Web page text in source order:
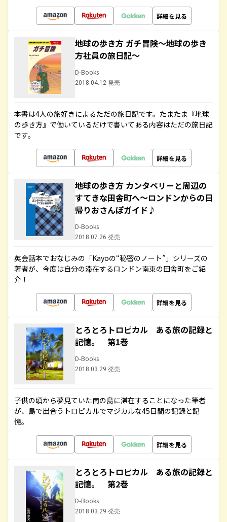
詳細を見る
地球の歩き方 ガチ冒険～地球の歩き
方社員の旅日記～
D-Books
2018.04.12 発売
本書は4人の旅好きによるただの旅日記です。たまたま『地球
の歩き方』で働いているだけで書いてある内容はただの旅日記
です。
詳細を見る
地球の歩き方 カンタベリーと周辺の
すてきな田舎町へ～ロンドンからの日
帰りおさんぽガイド♪
D-Books
2018.07.26 発売
英会話本でおなじみの「Kayoの“秘密のノート”」シリーズの
著者が、今度は自分の滞在するロンドン南東の田舎町をご紹
介！
詳細を見る
とろとろトロピカル ある旅の記録と
記憶。 第1巻
D-Books
2018.03.29 発売
子供の頃から夢見ていた南の島に滞在することになった筆者
が、島で出合うトロピカルでマジカルな45日間の記録と記
憶。
詳細を見る
とろとろトロピカル ある旅の記録と
記憶。 第2巻
D-Books
2018.03.29 発売